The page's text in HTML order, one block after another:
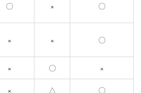
〇 × 〇
× × 〇
× 〇 ×
× △ 〇